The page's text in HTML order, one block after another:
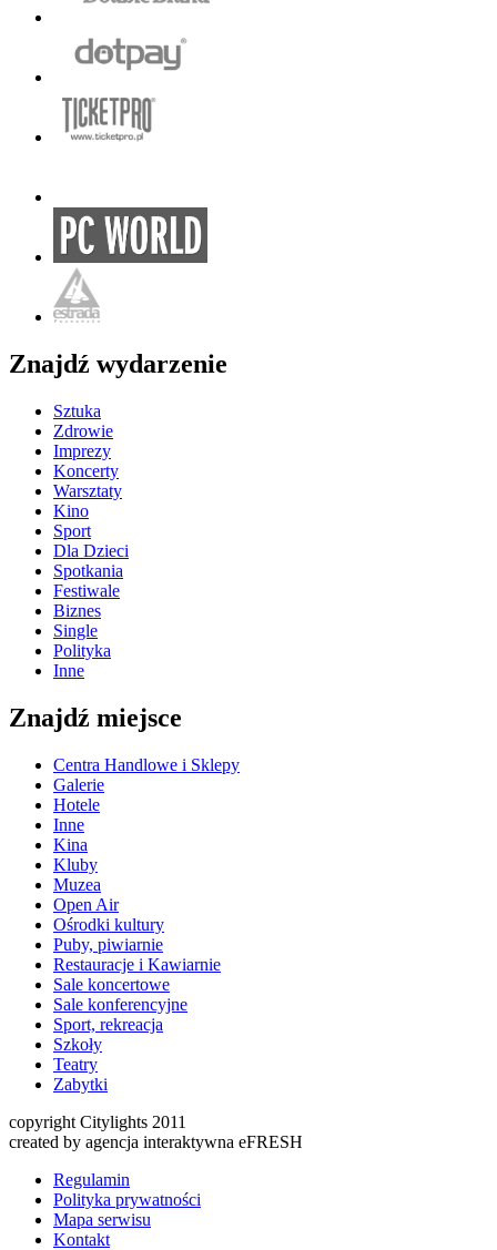
Znajdź wydarzenie
Sztuka
Zdrowie
Imprezy
Koncerty
Warsztaty
Kino
Sport
Dla Dzieci
Spotkania
Festiwale
Biznes
Single
Polityka
Inne
Znajdź miejsce
Centra Handlowe i Sklepy
Galerie
Hotele
Inne
Kina
Kluby
Muzea
Open Air
Ośrodki kultury
Puby, piwiarnie
Restauracje i Kawiarnie
Sale koncertowe
Sale konferencyjne
Sport, rekreacja
Szkoły
Teatry
Zabytki
copyright Citylights 2011
created by agencja interaktywna eFRESH
Regulamin
Polityka prywatności
Mapa serwisu
Kontakt